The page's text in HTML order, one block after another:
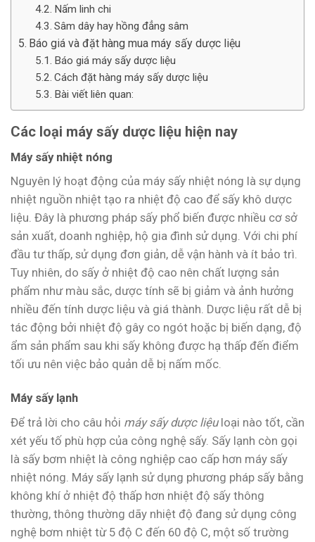
Nấm linh chi
Sâm dây hay hồng đẳng sâm
Báo giá và đặt hàng mua máy sấy dược liệu
Báo giá máy sấy dược liệu
Cách đặt hàng máy sấy dược liệu
Bài viết liên quan:
Các loại máy sấy dược liệu hiện nay
Máy sấy nhiệt nóng
Nguyên lý hoạt động của máy sấy nhiệt nóng là sự dụng
nhiệt nguồn nhiệt tạo ra nhiệt độ cao để sấy khô dược
liệu. Đây là phương pháp sấy phổ biến được nhiều cơ sở
sản xuất, doanh nghiệp, hộ gia đình sử dụng. Với chi phí
đầu tư thấp, sử dụng đơn giản, dễ vận hành và ít bảo trì.
Tuy nhiên, do sấy ở nhiệt độ cao nên chất lượng sản
phẩm như màu sắc, dược tính sẽ bị giảm và ảnh hưởng
nhiều đến tính dược liệu và giá thành. Dược liệu rất dễ bị
tác động bởi nhiệt độ gây co ngót hoặc bị biến dạng, độ
ẩm sản phẩm sau khi sấy không được hạ thấp đến điểm
tối ưu nên việc bảo quản dễ bị nấm mốc.
Máy sấy lạnh
Để trả lời cho câu hỏi máy sấy dược liệuloại nào tốt, cần
xét yếu tố phù hợp của công nghệ sấy. Sấy lạnh còn gọi
là sấy bơm nhiệt là công nghiệp cao cấp hơn máy sấy
nhiệt nóng. Máy sấy lạnh sử dụng phương pháp sấy bằng
không khí ở nhiệt độ thấp hơn nhiệt độ sấy thông
thường, thông thường dãy nhiệt độ đang sử dụng công
nghệ bơm nhiệt từ 5 độ C đến 60 độ C, một số trường